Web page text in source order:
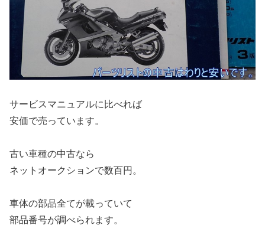
サービスマニュアルに比べれば
安価で売っています。
古い車種の中古なら
ネットオークションで数百円。
車体の部品全てが載っていて
部品番号が調べられます。